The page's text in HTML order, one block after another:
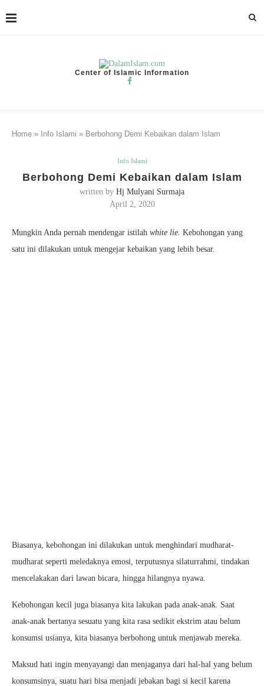
Center of Islamic Information
Home » Info Islami » Berbohong Demi Kebaikan dalam Islam
Info Islami
Berbohong Demi Kebaikan dalam Islam
written by Hj Mulyani Surmaja
April 2, 2020
Mungkin Anda pernah mendengar istilah white lie. Kebohongan yang
satu ini dilakukan untuk mengejar kebaikan yang lebih besar.
Biasanya, kebohongan ini dilakukan untuk menghindari mudharat-
mudharat seperti meledaknya emosi, terputusnya silaturrahmi, tindakan
mencelakakan dari lawan bicara, hingga hilangnya nyawa.
Kebohongan kecil juga biasanya kita lakukan pada anak-anak. Saat
anak-anak bertanya sesuatu yang kita rasa sedikit ekstrim atau belum
konsumsi usianya, kita biasanya berbohong untuk menjawab mereka.
Maksud hati ingin menyayangi dan menjaganya dari hal-hal yang belum
konsumsinya, suatu hari bisa menjadi jebakan bagi si kecil karena